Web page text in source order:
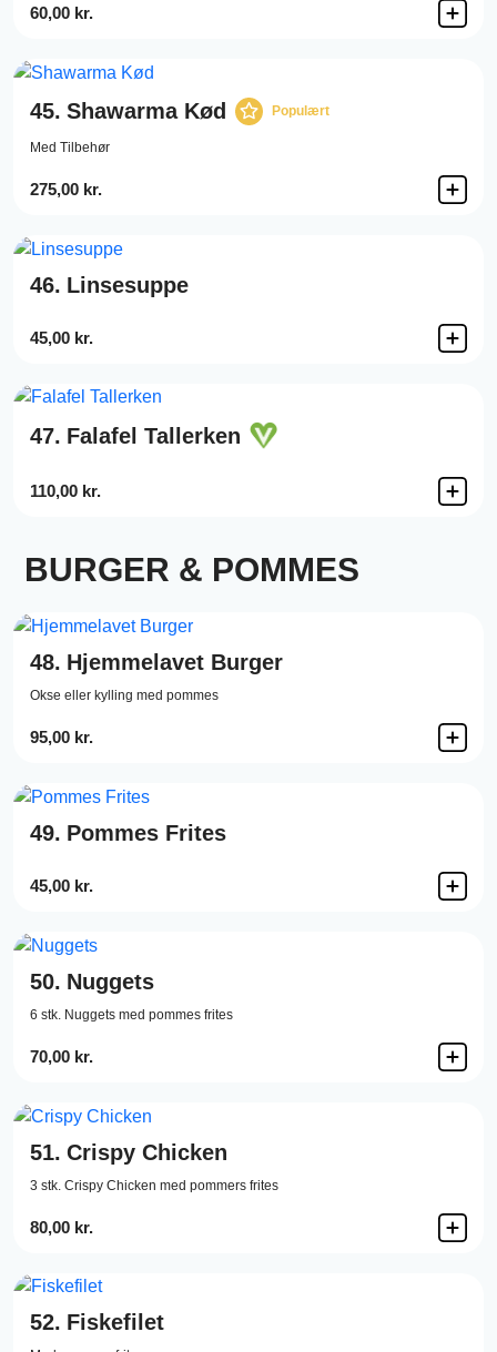
60,00 kr.
45. Shawarma Kød Populært
Med Tilbehør
275,00 kr.
46. Linsesuppe
45,00 kr.
47. Falafel Tallerken
110,00 kr.
BURGER & POMMES
48. Hjemmelavet Burger
Okse eller kylling med pommes
95,00 kr.
49. Pommes Frites
45,00 kr.
50. Nuggets
6 stk. Nuggets med pommes frites
70,00 kr.
51. Crispy Chicken
3 stk. Crispy Chicken med pommers frites
80,00 kr.
52. Fiskefilet